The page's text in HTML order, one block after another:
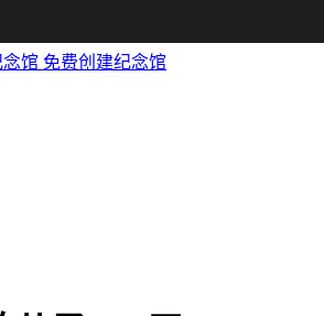
免费创建纪念馆